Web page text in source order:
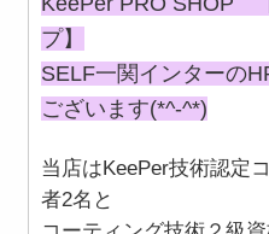
プ】
SELF一関インターの
ございます(*^-^*)
当店はKeePer技術認定
者2名と